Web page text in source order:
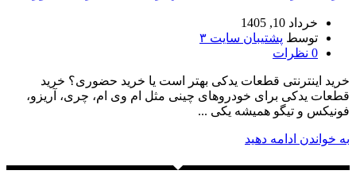
خرداد 10, 1405
توسط پشتیبان سایت ۳
0 نظرات
خرید اینترنتی قطعات یدکی بهتر است یا خرید حضوری؟ خرید
قطعات یدکی برای خودروهای چینی مثل ام وی ام، چری، آریزو،
فونیکس و تیگو همیشه یکی ...
به خواندن ادامه دهید